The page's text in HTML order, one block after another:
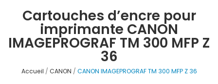
Cartouches d’encre pour
imprimante CANON
IMAGEPROGRAF TM 300 MFP Z
36
Accueil CANON CANON IMAGEPROGRAF TM 300 MFP Z 36